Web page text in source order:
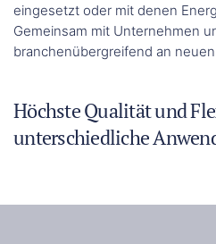
eingesetzt oder mit denen
Gemeinsam mit Unternehmen
branchenübergreifend an
Höchste Qualität und
unterschiedliche